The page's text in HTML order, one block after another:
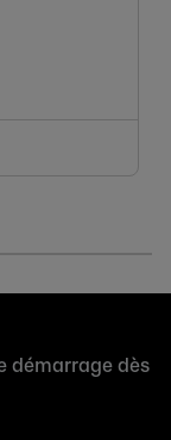
démarrage dès